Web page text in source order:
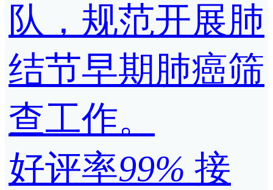
队，规范开展肺
结节早期肺癌筛
查工作。
好评率99% 接